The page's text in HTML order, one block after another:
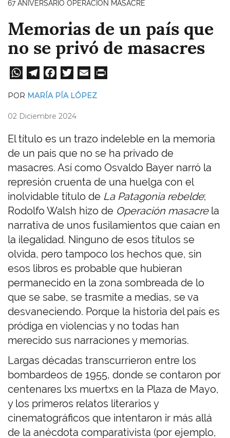
67 ANIVERSARIO OPERACIÓN MASACRE
Memorias de un país que
no se privó de masacres
W
A
pp
Te
le
a
m
Fa
ce
ok
wi
er
POR MARÍA PÍA LÓPEZ
02 Diciembre 2024
El título es un trazo indeleble en la memoria
de un país que no se ha privado de
masacres. Así como Osvaldo Bayer narró la
represión cruenta de una huelga con el
inolvidable título de La Patagonia rebelde;
Rodolfo Walsh hizo de Operación masacre la
narrativa de unos fusilamientos que caían en
la ilegalidad. Ninguno de esos títulos se
olvida, pero tampoco los hechos que, sin
esos libros es probable que hubieran
permanecido en la zona sombreada de lo
que se sabe, se trasmite a medias, se va
desvaneciendo. Porque la historia del país es
pródiga en violencias y no todas han
merecido sus narraciones y memorias.
Largas décadas transcurrieron entre los
bombardeos de 1955, donde se contaron por
centenares lxs muertxs en la Plaza de Mayo,
y los primeros relatos literarios y
cinematográficos que intentaron ir más allá
de la anécdota comparativista (por ejemplo,